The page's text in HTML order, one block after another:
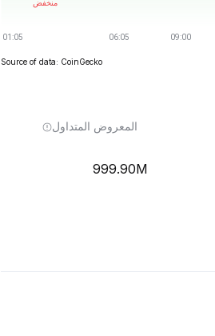
Source of data: CoinGecko
المعروض المتداول
999.90M